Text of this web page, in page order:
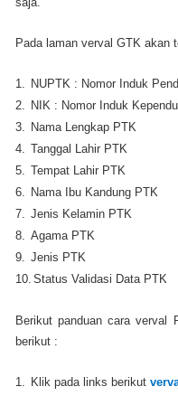
Pada laman verval GTK akan
1.
NUPTK : Nomor Induk
2.
NIK : Nomor Induk
3.
Nama Lengkap PTK
4.
Tanggal Lahir PTK
5.
Tempat Lahir PTK
6.
Nama Ibu Kandung PTK
7.
Jenis Kelamin PTK
8.
Agama PTK
9.
Jenis PTK
10. Status Validasi Data PTK
Berikut panduan cara verval
berikut :
1. Klik pada links berikut